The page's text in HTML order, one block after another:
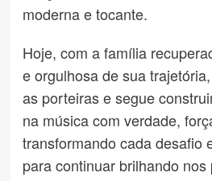
moderna e tocante.
Hoje, com a família
e orgulhosa de sua
as porteiras e segue
na música com verdade,
transformando cada desafio
para continuar brilhando nos